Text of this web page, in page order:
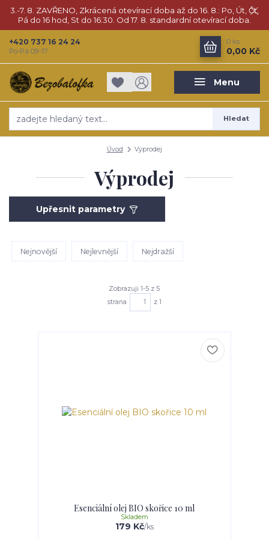
3.-7. 8. ZAVŘENO, Zkrácená otevírací doba až do 16. 8.: Po, Út, Čt,
Pá do 16 hod, St do 16:30. Od 17. 8. standardní otevírací doba.
Menu
Hledat
+420 737 16 24 24
Po-Pá 09-17
0 ks
0,00 Kč
Úvod Výprodej
Výprodej
Upřesnit parametry
Nejnovější Nejlevnější Nejdražší
Zobrazuji 1-5 z 5
strana
z 1
Esenciální olej BIO skořice 10 ml
179 Kč/ks
Skladem